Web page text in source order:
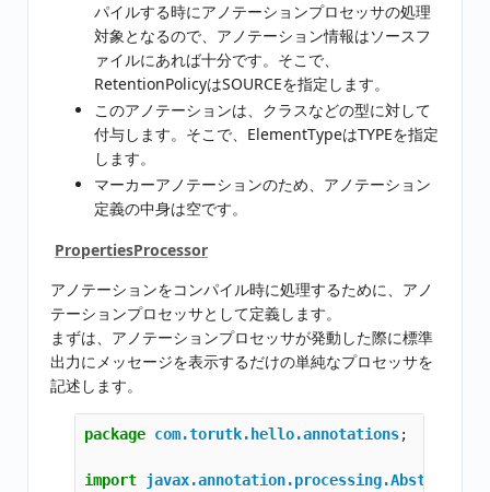
パイルする時にアノテーションプロセッサの処理
対象となるので、アノテーション情報はソースフ
ァイルにあれば十分です。そこで、
RetentionPolicyはSOURCEを指定します。
このアノテーションは、クラスなどの型に対して
付与します。そこで、ElementTypeはTYPEを指定
します。
マーカーアノテーションのため、アノテーション
定義の中身は空です。
PropertiesProcessor
アノテーションをコンパイル時に処理するために、アノ
テーションプロセッサとして定義します。
まずは、アノテーションプロセッサが発動した際に標準
出力にメッセージを表示するだけの単純なプロセッサを
記述します。
package com.torutk.hello.annotations;
import